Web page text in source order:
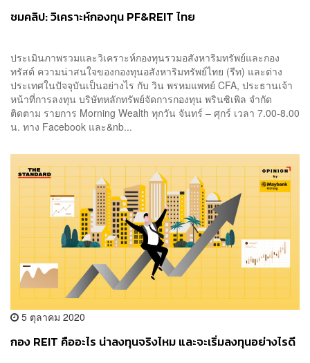
ชมคลิป: วิเคราะห์กองทุน PF&REIT ไทย
ประเมินภาพรวมและวิเคราะห์กองทุนรวมอสังหาริมทรัพย์และกอง
ทรัสต์ ความน่าสนใจของกองทุนอสังหาริมทรัพย์ไทย (รีท) และต่าง
ประเทศในปัจจุบันเป็นอย่างไร กับ วิน พรหมแพทย์ CFA, ประธานเจ้า
หน้าที่การลงทุน บริษัทหลักทรัพย์จัดการกองทุน พรินซิเพิล จำกัด
ติดตาม รายการ Morning Wealth ทุกวัน จันทร์ – ศุกร์ เวลา 7.00-8.00
น. ทาง Facebook และ&nb...
5 ตุลาคม 2020
กอง REIT คืออะไร น่าลงทุนจริงไหม และจะเริ่มลงทุนอย่างไรดี